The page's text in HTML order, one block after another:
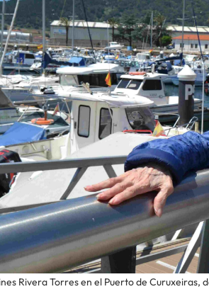
Rivera Torres en el Puerto de Curuxeiras,